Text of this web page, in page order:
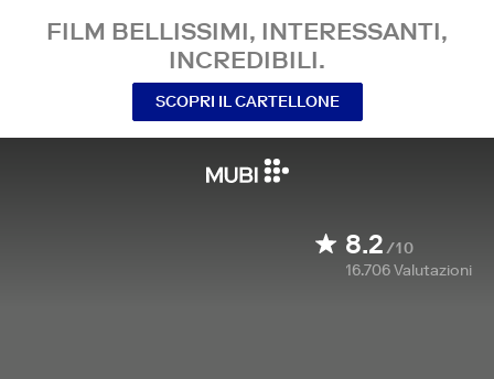
FILM BELLISSIMI, INTERESSANTI,
INCREDIBILI.
SCOPRI IL CARTELLONE
8.2/10
16.706Valutazioni